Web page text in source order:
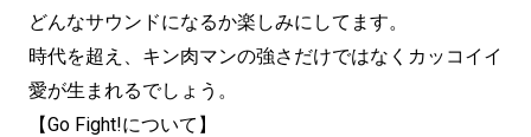
どんなサウンドになるか楽しみにしてます。
時代を超え、キン肉マンの強さだけではなくカッコイイ
愛が生まれるでしょう。
【Go Fight!について】